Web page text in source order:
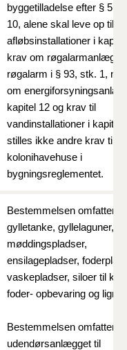
byggetilladelse efter § 5,
10, alene skal leve op til
afløbsinstallationer i kapitel
krav om røgalarmanlæg
røgalarm i § 93, stk. 1, nr.
om energiforsyningsanlæg
kapitel 12 og krav til
vandinstallationer i kapitel
stilles ikke andre krav til
kolonihavehuse i
bygningsreglementet.
Bestemmelsen omfatter
gylletanke, gyllelaguner,
møddingspladser,
ensilagepladser,
vaskepladser, siloer til
foder- opbevaring og lign.
Bestemmelsen omfatter
udendørsanlægget til